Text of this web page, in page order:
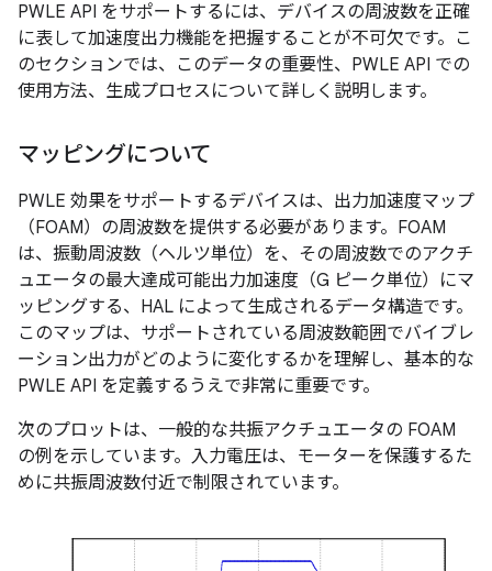
PWLE API をサポートするには、デバイスの周波数を正確
に表して加速度出力機能を把握することが不可欠です。こ
のセクションでは、このデータの重要性、PWLE API での
使用方法、生成プロセスについて詳しく説明します。
マッピングについて
PWLE 効果をサポートするデバイスは、出力加速度マップ
（FOAM）の周波数を提供する必要があります。FOAM
は、振動周波数（ヘルツ単位）を、その周波数でのアクチ
ュエータの最大達成可能出力加速度（G ピーク単位）にマ
ッピングする、HAL によって生成されるデータ構造です。
このマップは、サポートされている周波数範囲でバイブレ
ーション出力がどのように変化するかを理解し、基本的な
PWLE API を定義するうえで非常に重要です。
次のプロットは、一般的な共振アクチュエータの FOAM
の例を示しています。入力電圧は、モーターを保護するた
めに共振周波数付近で制限されています。